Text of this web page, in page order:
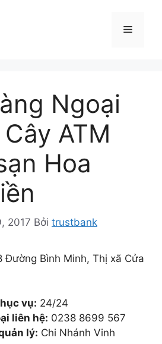
Menu
Ngoại
ATM
Hoa
2017 Bởi trustbank
Đường Bình Minh, Thị xã Cửa
vụ: 24/24
liên hệ: 0238 8699 567
lý: Chi Nhánh Vinh